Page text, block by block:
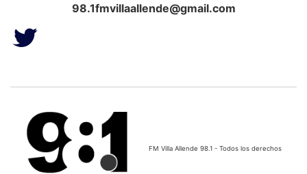
98.1fmvillaallende@gmail.com
FM Villa Allende 98.1 - Todos los derechos